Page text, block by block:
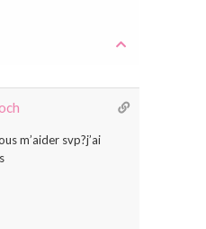
m’aider svp?j’ai